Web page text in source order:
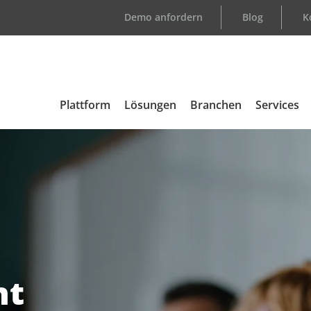
Demo anfordern Blog
Plattform Lösungen Branchen
Aerospace & Defense
Services
Certified